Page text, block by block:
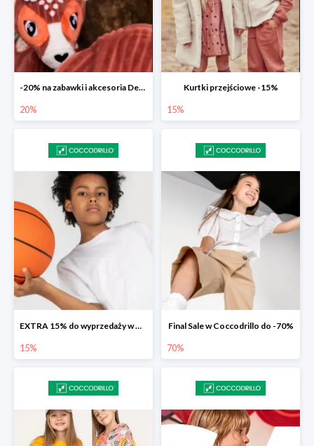
-20% na zabawki i akcesoria Deglingos
20%
Kurtki przejściowe -15%
15%
EXTRA 15% do wyprzedaży w Coccodrillo
15%
Final Sale w Coccodrillo do -70%
70%